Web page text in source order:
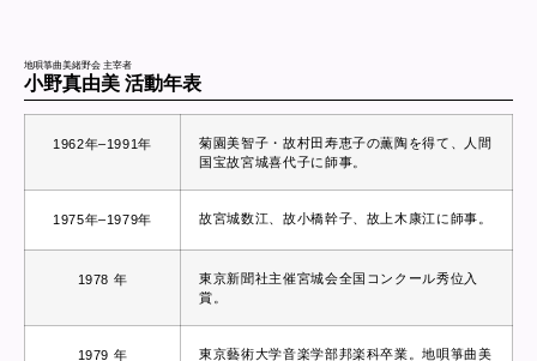
地唄箏曲美緒野会 主宰者
小野真由美 活動年表
1962年–1991年
菊園美智子・故村田寿恵子の薫陶を得て、人間
国宝故宮城喜代子に師事。
1975年–1979年 故宮城数江、故小橋幹子、故上木康江に師事。
1978 年
東京新聞社主催宮城会全国コンクール秀位入
賞。
1979 年 東京藝術大学音楽学部邦楽科卒業。地唄箏曲美